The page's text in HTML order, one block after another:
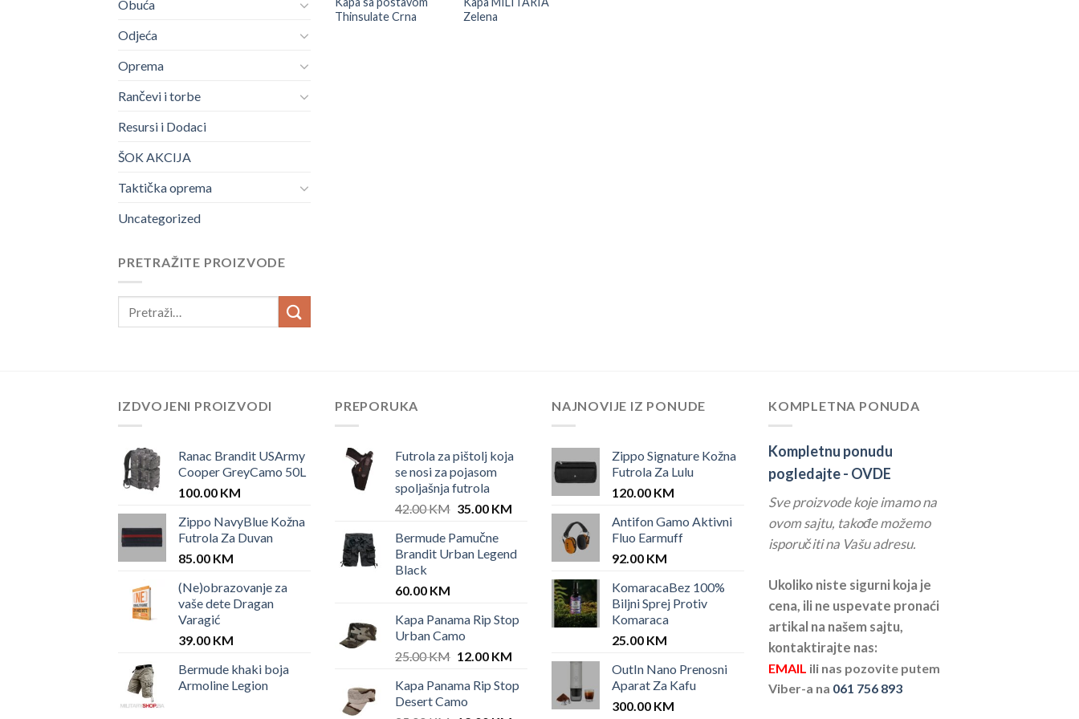
Obuća
Odjeća
Oprema
Rančevi i torbe
Resursi i Dodaci
ŠOK AKCIJA
Taktička oprema
Uncategorized
PRETRAŽITE PROIZVODE
Thinsulate Crna
Zelena
IZDVOJENI PROIZVODI
Ranac Brandit USArmy
Cooper GreyCamo 50L
100.00 KM
Zippo NavyBlue Kožna
Futrola Za Duvan
85.00 KM
(Ne)obrazovanje za
vaše dete Dragan
Varagić
39.00 KM
Bermude khaki boja
Armoline Legion
PREPORUKA
Futrola za pištolj koja
se nosi za pojasom
spoljašnja futrola
42.00KM Original
was:
42.00 KM.
35.00 KMCurrent
35.00 KM.
Bermude Pamučne
Brandit Urban Legend
Black
60.00 KM
Kapa Panama Rip Stop
Urban Camo
25.00KM Original
was:
25.00 KM.
12.00 KMCurrent
is:
12.00 KM.
Kapa Panama Rip Stop
Desert Camo
NAJNOVIJE IZ PONUDE
Zippo Signature Kožna
Futrola Za Lulu
120.00 KM
Antifon Gamo Aktivni
Fluo Earmuff
92.00 KM
KomaracaBez 100%
Biljni Sprej Protiv
Komaraca
25.00 KM
OutIn Nano Prenosni
Aparat Za Kafu
300.00 KM
KOMPLETNA PONUDA
Kompletnu ponudu
pogledajte - OVDE
Sve proizvode koje imamo na
ovom sajtu, takođe možemo
isporučiti na Vašu adresu.
Ukoliko niste sigurni koja je
cena, ili ne uspevate pronaći
artikal na našem sajtu,
kontaktirajte nas:
EMAIL ili nas pozovite putem
Viber-a na 061 756 893